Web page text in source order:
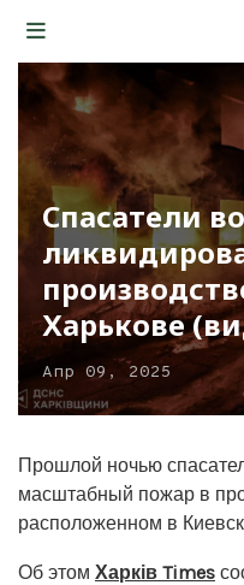
Спасатели
Харькове
Апр 09, 2025
Прошлой ночью
масштабный пожар в
расположенном в
Об этом Харків Times